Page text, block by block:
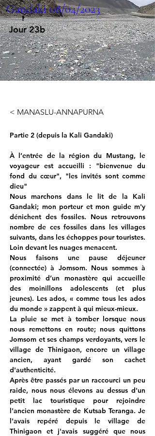
Gandaki 08/04/2023
Jour 23b
< MANASLU-ANNAPURNA
Partie 2 (depuis la Kali Gandaki)
À l’entrée de la région du Mustang, le
voyageur est accueilli : "bienvenue du
fond du cœur", "les invités sont comme
dieu"
Nous marchons dans le lit de la Kali
Gandaki; mon porteur et mon guide m'y
dénichent des fossiles. Nous retrouvons
nombre de ces fossiles dans les villages
suivants, dans les échoppes pour touristes.
Loin devant les nuages menacent.
Nous faisons une pause déjeuner
(connectée) à Jomsom. Nous sommes à
proximité d’un monastère qui accueille
des moinillons adolescents (et plus
jeunes). Les ados, « comme tous les ados
du monde » zappent à qui mieux-mieux.
La pluie se met à tomber lorsque nous
nous remettons en route; nous quittons
Jomsom et ses champs verdoyants, vers le
village de Thinigaon, encore un village
ancien, ayant gardé son cachet
d'authenticité.
Après être passés par un raccourci un peu
raide, nous nous élevons au dessus d'un
petit lac touristique pour rejoindre
l'ancien monastère de Kutsab Teranga. Je
l'avais repéré depuis le village de
Thinigaon et j'avais suggéré que nous